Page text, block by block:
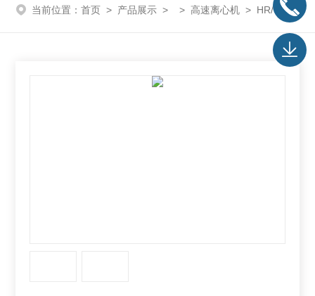
当前位置： 首页 > 产品展示 > > 高速离心机 > HR/T16MM赫西微量高速冷冻离心机